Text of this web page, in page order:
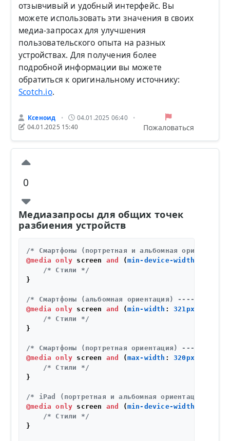
отзывчивый и удобный интерфейс. Вы
можете использовать эти значения в своих
медиа-запросах для улучшения
пользовательского опыта на разных
устройствах. Для получения более
подробной информации вы можете
обратиться к оригинальному источнику:
Scotch.io.
Ксеноид • 04.01.2025 06:40 •
04.01.2025 15:40 Пожаловаться
0
Медиазапросы для общих точек
разбиения устройств
/* Смартфоны (портретная и альбомная
@media
only screen and (min-device-width
/* Стили */
}
/* Смартфоны (альбомная ориентация) -----------
@media
only screen and (min-width : 321px
/* Стили */
}
/* Смартфоны (портретная ориентация)
@media
only screen and (max-width : 320px
/* Стили */
}
/* iPad (портретная и альбомная ориентация)
@media
only screen and (min-device-width
/* Стили */
}